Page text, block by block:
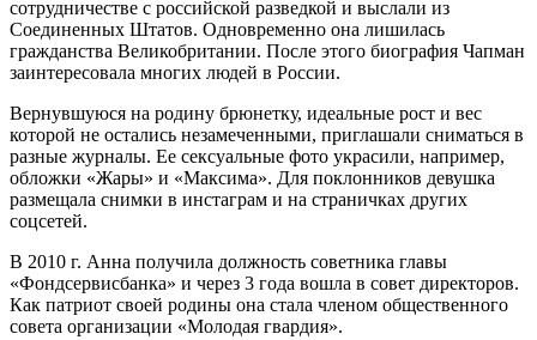
сотрудничестве с российской разведкой и выслали из
Соединенных Штатов. Одновременно она лишилась
гражданства Великобритании. После этого биография Чапман
заинтересовала многих людей в России.
Вернувшуюся на родину брюнетку, идеальные рост и вес
которой не остались незамеченными, приглашали сниматься в
разные журналы. Ее сексуальные фото украсили, например,
обложки «Жары» и «Максима». Для поклонников девушка
размещала снимки в инстаграм и на страничках других
соцсетей.
В 2010 г. Анна получила должность советника главы
«Фондсервисбанка» и через 3 года вошла в совет директоров.
Как патриот своей родины она стала членом общественного
совета организации «Молодая гвардия».